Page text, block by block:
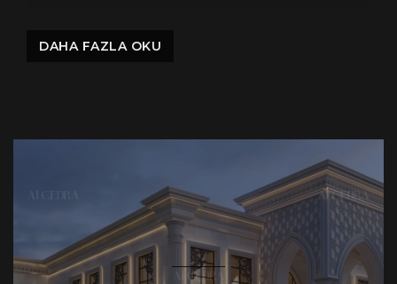
üstlenebilecek kapasiteye fazlasıyla sahibiz.
benzersiz ve çarpıcı tasarımlar sunmakla
kalmıyoruz, aynı zamanda sarayınızın iç mekanı ve
peyzajı için de yenilikçi fikirler ortaya koyuyoruz.
Tasarım stillerimiz, İslami ve kaligrafik tasarımlara
özel olarak odaklanarak çağdaştan klasiğe kadar
DAHA FAZLA OKU